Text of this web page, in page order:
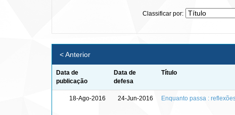
Classificar por:
< Anterior
Data de
publicação
Data de
defesa
Título
18-Ago-2016 24-Jun-2016 Enquanto passa :